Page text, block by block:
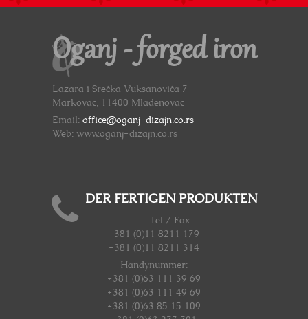
Oganj - forged iron
Lazara i Srećka Vuksanovića 7
Markovac, 11400 Mladenovac
Email: office@oganj-dizajn.co.rs
Web: www.oganj-dizajn.co.rs
DER FERTIGEN PRODUKTEN
Tel / Fax:
+381 (0)11 8211 179
+381 (0)11 8211 314
Handynummer:
+381 (0)63 111 39 69
+381 (0)63 111 49 69
+381 (0)63 85 15 109